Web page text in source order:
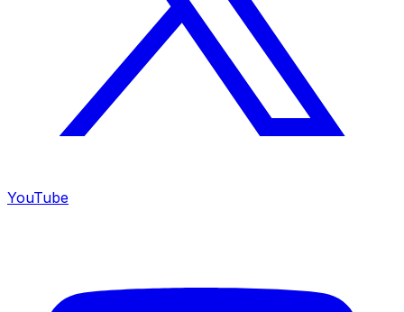
YouTube